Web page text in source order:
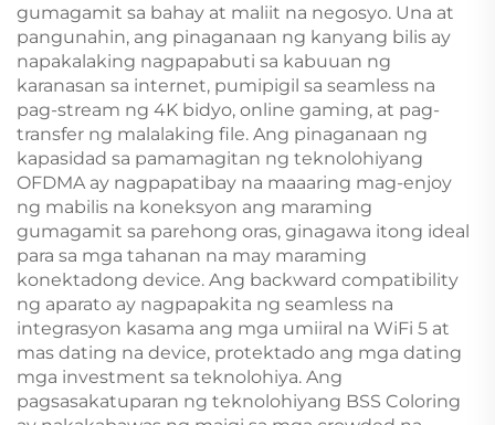
gumagamit sa bahay at maliit na negosyo. Una at
pangunahin, ang pinaganaan ng kanyang bilis ay
napakalaking nagpapabuti sa kabuuan ng
karanasan sa internet, pumipigil sa seamless na
pag-stream ng 4K bidyo, online gaming, at pag-
transfer ng malalaking file. Ang pinaganaan ng
kapasidad sa pamamagitan ng teknolohiyang
OFDMA ay nagpapatibay na maaaring mag-enjoy
ng mabilis na koneksyon ang maraming
gumagamit sa parehong oras, ginagawa itong ideal
para sa mga tahanan na may maraming
konektadong device. Ang backward compatibility
ng aparato ay nagpapakita ng seamless na
integrasyon kasama ang mga umiiral na WiFi 5 at
mas dating na device, protektado ang mga dating
mga investment sa teknolohiya. Ang
pagsasakatuparan ng teknolohiyang BSS Coloring